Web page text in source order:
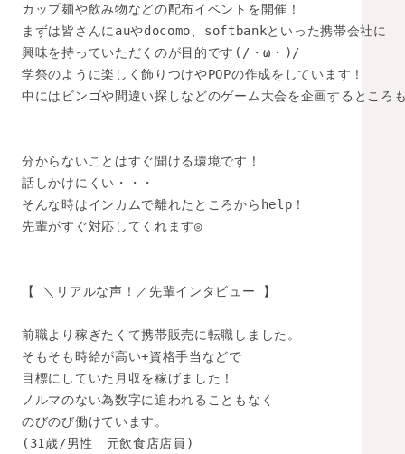
カップ麺や飲み物などの配布イベントを開催！
まずは皆さんにauやdocomo、softbankといった携帯会社に
興味を持っていただくのが目的です(/・ω・)/
学祭のように楽しく飾りつけやPOPの作成をしています！
中にはビンゴや間違い探しなどのゲーム大会を企画するとこ
分からないことはすぐ聞ける環境です！
話しかけにくい・・・
そんな時はインカムで離れたところからhelp！
先輩がすぐ対応してくれます◎
【 ＼リアルな声！／先輩インタビュー 】
前職より稼ぎたくて携帯販売に転職しました。
そもそも時給が高い+資格手当などで
目標にしていた月収を稼げました！
ノルマのない為数字に追われることもなく
のびのび働けています。
(31歳/男性　元飲食店店員)